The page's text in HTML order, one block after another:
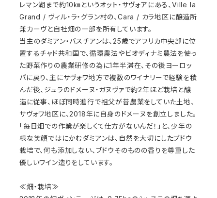
レマン湖まで約10㎞というオット・サヴォアにある、Ville la
Grand / ヴィル・ラ・グラン村の、Cara / カラ地区に醸造所
兼カーヴと自社畑の一部を所有しています。
当主のダミアン・バスチアンは、25歳でアフリカ中央部に位
置するチャド共和国で、循環農法やビオディナミ農法を使っ
た野菜作りの農業研修の為に1年半滞在、その後ヨーロッ
パに戻り、主にサヴォワ地方で複数のワイナリーで経験を積
んだ後、ジュラのドメーヌ・ガヌヴァで約2年ほど栽培と醸
造に従事、ほぼ同時進行で祖父が昔農業をしていた土地、
サヴォワ地区に、2018年に自身のドメーヌを創立しました。
「毎日畑での作業が楽しくて仕方がないんだ！」と、少年の
様な笑顔ではにかむダミアンは、自然を大切にしたブドウ
栽培で、何も添加しない、ブドウそのものの香りを尊重した
優しいワイン造りをしています。
≪畑・栽培≫